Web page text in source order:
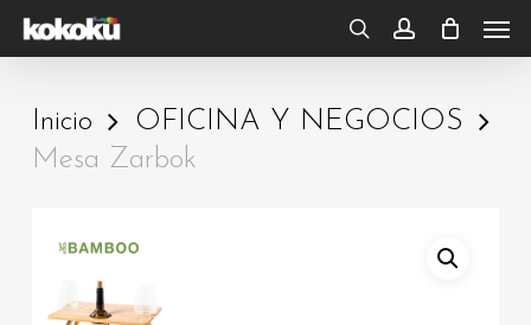
Skip
to
content
searchaccount
Inicio
OFICINA Y NEGOCIOS
Mesa Zarbok